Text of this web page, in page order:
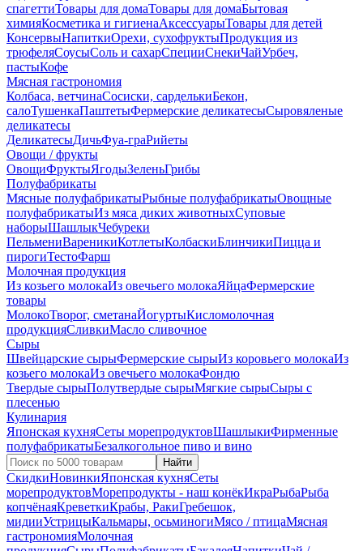
спагеттиТовары для домаТовары для домаБытовая
химияКосметика и гигиенаАксессуарыТовары для детей
КонсервыНапиткиОрехи, сухофруктыПродукция из
трюфеляСоусыСоль и сахарСпецииСнекиЧайУрбеч,
пастыКофе
Мясная гастрономия
Колбаса, ветчинаСосиски, сарделькиБекон,
салоТушенкаПаштетыФермерские деликатесыСыровяленые
деликатесы
ДеликатесыДичьФуа-граРийеты
Овощи / фрукты
ОвощиФруктыЯгодыЗеленьГрибы
Полуфабрикаты
Мясные полуфабрикатыРыбные полуфабрикатыОвощные
полуфабрикатыИз мяса диких животныхСуповые
наборыШашлыкЧебуреки
ПельмениВареникиКотлетыКолбаскиБлинчикиПицца и
пирогиТестоФарш
Молочная продукция
Из козьего молокаИз овечьего молокаЯйцаФермерские
товары
МолокоТворог, сметанаЙогуртыКисломолочная
продукцияСливкиМасло сливочное
Сыры
Швейцарские сырыФермерские сырыИз коровьего молокаИз
козьего молокаИз овечьего молокаФондю
Твердые сырыПолутвердые сырыМягкие сырыСыры c
плесенью
Кулинария
Японская кухняСеты морепродуктовШашлыкиФирменные
полуфабрикатыБезалкогольное пиво и вино
Найти
СкидкиНовинкиЯпонская кухняСеты
морепродуктовМорепродукты - наш конёкИкраРыбаРыба
копчёнаяКреветкиКрабы, РакиГребешок,
мидииУстрицыКальмары, осьминогиМясо / птицаМясная
гастрономияМолочная